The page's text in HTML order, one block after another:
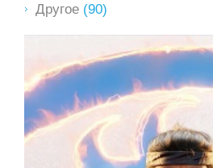
Другое (90)